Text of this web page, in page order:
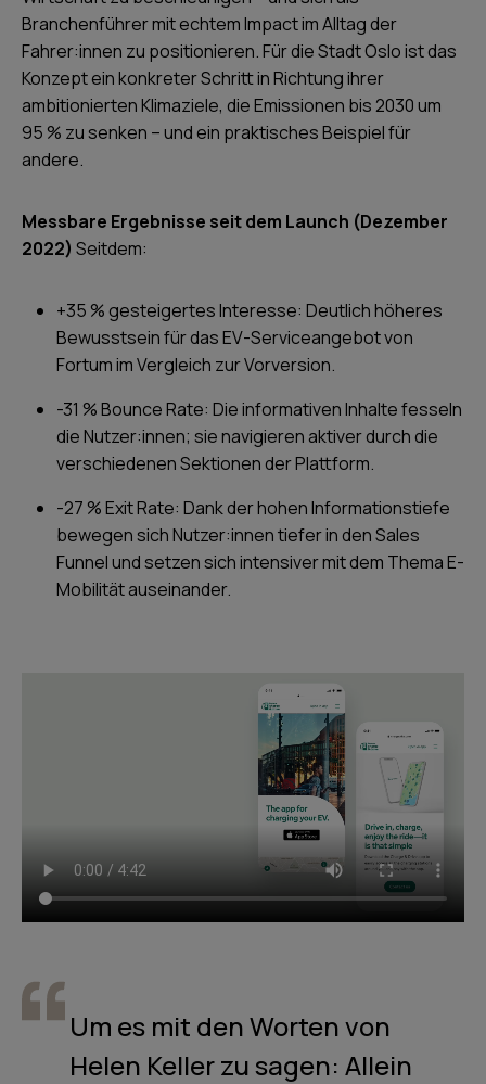
Branchenführer mit echtem Impact im Alltag der
Fahrer:innen zu positionieren. Für die Stadt Oslo ist das
Konzept ein konkreter Schritt in Richtung ihrer
ambitionierten Klimaziele, die Emissionen bis 2030 um
95 % zu senken – und ein praktisches Beispiel für
andere.
Messbare Ergebnisse seit dem Launch (Dezember
2022) Seitdem:
+35 % gesteigertes Interesse: Deutlich höheres
Bewusstsein für das EV-Serviceangebot von
Fortum im Vergleich zur Vorversion.
-31 % Bounce Rate: Die informativen Inhalte fesseln
die Nutzer:innen; sie navigieren aktiver durch die
verschiedenen Sektionen der Plattform.
-27 % Exit Rate: Dank der hohen Informationstiefe
bewegen sich Nutzer:innen tiefer in den Sales
Funnel und setzen sich intensiver mit dem Thema E-
Mobilität auseinander.
Um es mit den Worten von
Helen Keller zu sagen: Allein